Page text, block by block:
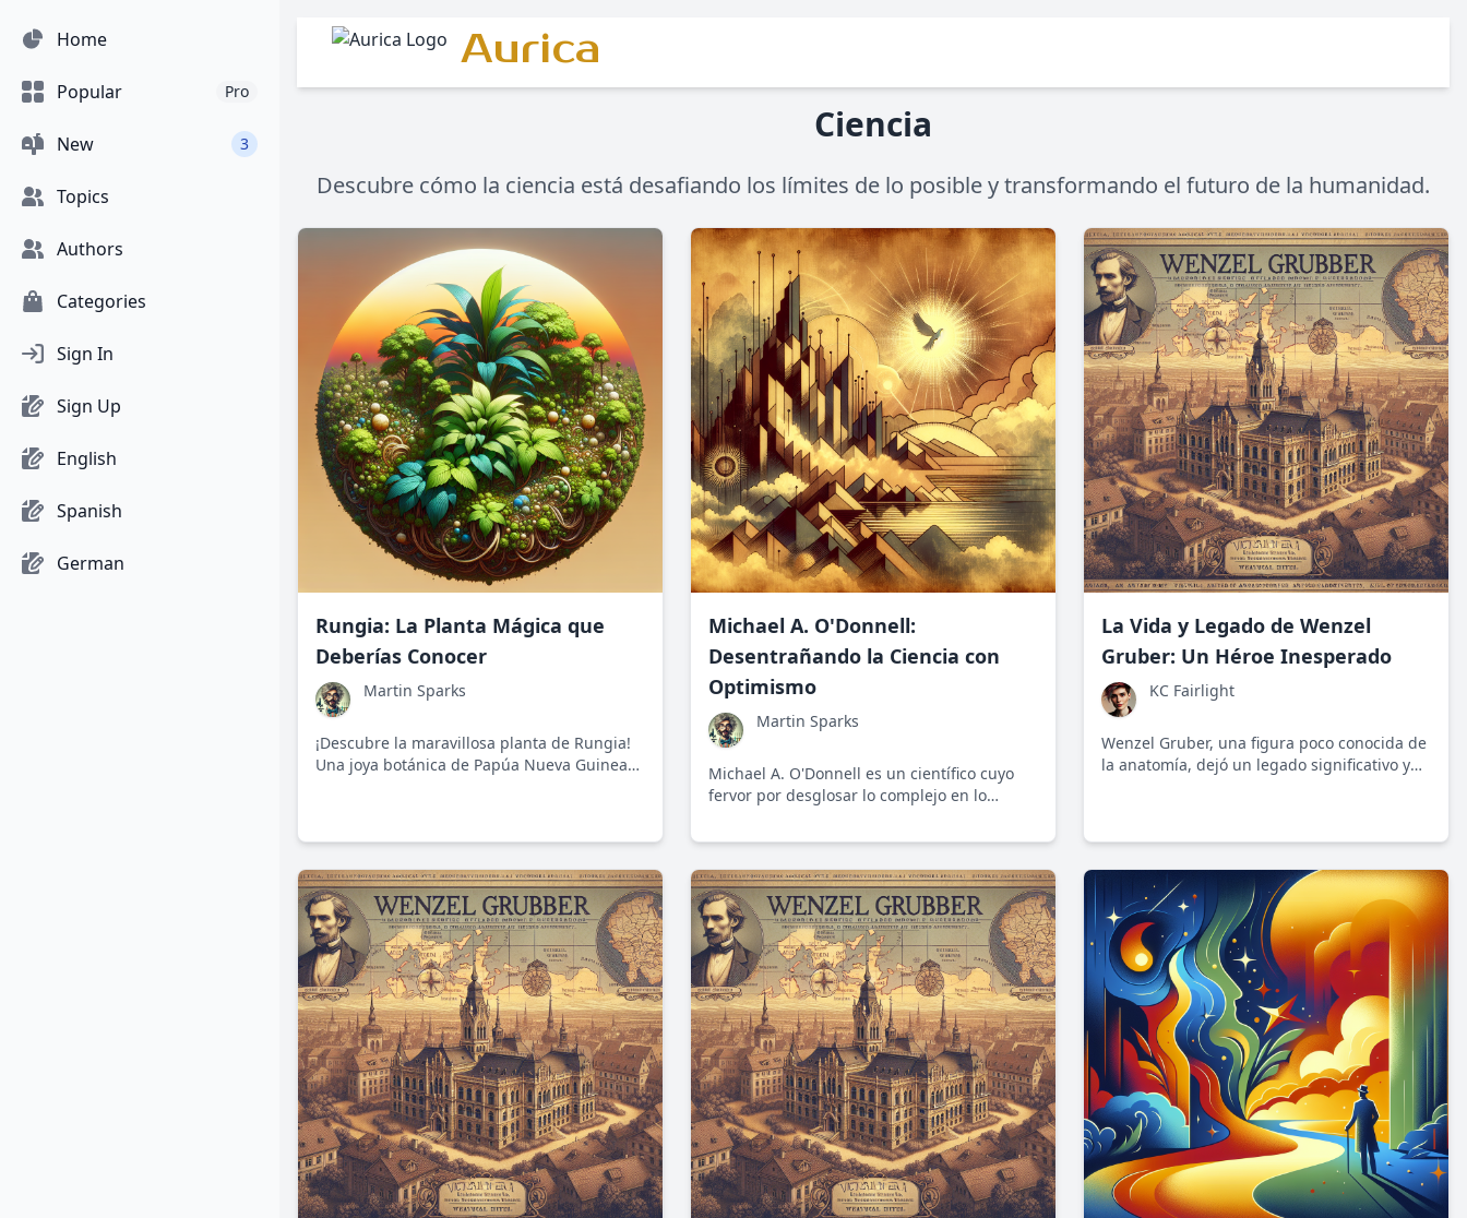
Home
Popular Pro
New 3
Topics
Authors
Categories
Sign In
Sign Up
English
Spanish
German
Aurica
Ciencia
Descubre cómo la ciencia está desafiando los límites de lo posible y transformando el futuro de la humanidad.
Rungia: La Planta Mágica que
Deberías Conocer
Martin Sparks
¡Descubre la maravillosa planta de Rungia!
Una joya botánica de Papúa Nueva Guinea
Michael A. O'Donnell:
Desentrañando la Ciencia con
Optimismo
Martin Sparks
Michael A. O'Donnell es un científico cuyo
fervor por desglosar lo complejo en lo
no solo en su campo, sino también en la
optimista y accesible acerca de la ciencia lo
convierte en una inspiración para todos.
La Vida y Legado de Wenzel
Gruber: Un Héroe Inesperado
KC Fairlight
Wenzel Gruber, una figura poco conocida de
la anatomía, dejó un legado significativo y